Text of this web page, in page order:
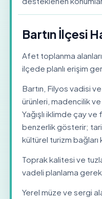
Bartın İlçesi
Afet toplanma
ilçede planlı erişim
Bartın, Filyos vadisi
ürünleri, madencilik
Yağışlı iklimde çay
benzerlik gösterir;
kültürel turizm bağları
Toprak kalitesi ve
vadeli planlama
Yerel müze ve sergi